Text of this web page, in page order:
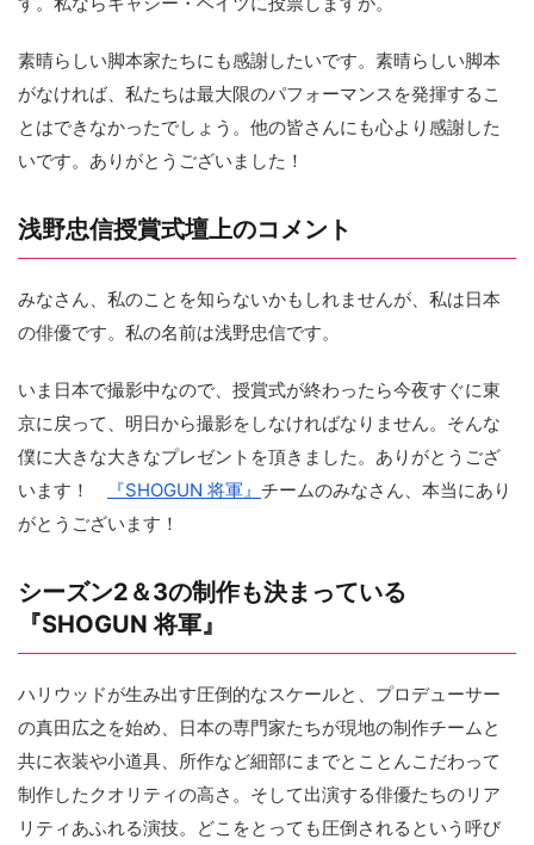
素晴らしい脚本家たちにも感謝したいです。素晴らしい脚本
がなければ、私たちは最大限のパフォーマンスを発揮するこ
とはできなかったでしょう。他の皆さんにも心より感謝した
いです。ありがとうございました！
浅野忠信授賞式壇上のコメント
みなさん、私のことを知らないかもしれませんが、私は日本
の俳優です。私の名前は浅野忠信です。
いま日本で撮影中なので、授賞式が終わったら今夜すぐに東
京に戻って、明日から撮影をしなければなりません。そんな
僕に大きな大きなプレゼントを頂きました。ありがとうござ
います！
『SHOGUN 将軍』 チームのみなさん、本当にあり
がとうございます！
シーズン2＆3の制作も決まっている
『SHOGUN 将軍』
ハリウッドが生み出す圧倒的なスケールと、プロデューサー
の真田広之を始め、日本の専門家たちが現地の制作チームと
共に衣装や小道具、所作など細部にまでとことんこだわって
制作したクオリティの高さ。そして出演する俳優たちのリア
リティあふれる演技。どこをとっても圧倒されるという呼び